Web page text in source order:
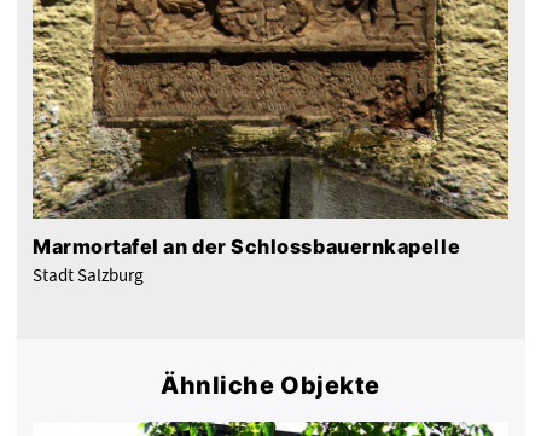
Marmortafel an der Schlossbauernkapelle
Stadt Salzburg
Ähnliche Objekte